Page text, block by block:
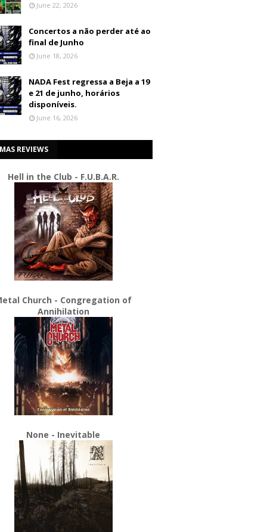
June 22, 2026
Concertos a não perder até ao
final de Junho
June 18, 2026
NADA Fest regressa a Beja a 19
e 21 de junho, horários
disponíveis.
June 16, 2026
REVIEWS
Hell in the Club - F.U.B.A.R.
Church - Congregation of
Annihilation
None - Inevitable